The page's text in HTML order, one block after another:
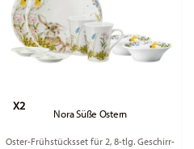
X2
Nora Süße Ostern
Oster-Frühstücksset für 2, 8-tlg. Geschirr-